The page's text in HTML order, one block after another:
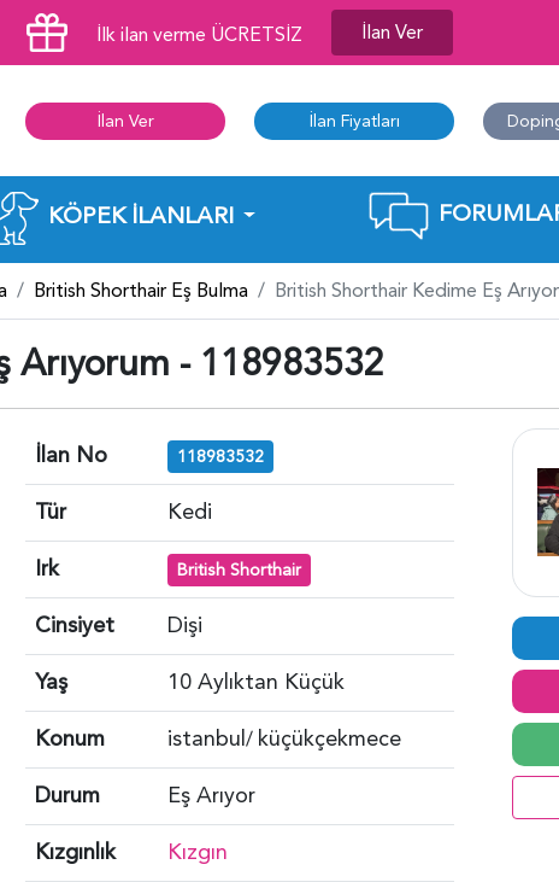
İlk ilan verme ÜCRETSİZ İlan Ver
İlan Ver İlan Fiyatları
KÖPEK İLANLARI
British Shorthair Eş Bulma British Shorthair Kedime Eş
- 118983532
İlan No 118983532
Tür
Kedi
Irk
British Shorthair
Cinsiyet
Dişi
Yaş
10 Aylıktan Küçük
Konum
istanbul/ küçükçekmece
Durum
Eş Arıyor
Kızgınlık
Kızgın